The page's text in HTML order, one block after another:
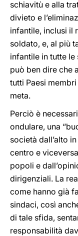
schiavitù e alla
divieto e
infantile, inclusi il
soldato, e, al più
infantile in tutte le
può ben dire che
tutti Paesi
meta.
Perciò è
ondulare, una
società dall’alto
centro e
popoli e
dirigenziali. La
come hanno già
sindaci, così
di tale sfida,
responsabilità